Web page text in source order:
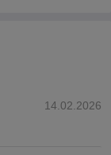
14.02.2026